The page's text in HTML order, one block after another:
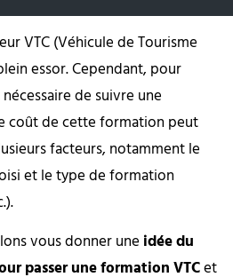
VTC (Véhicule de Tourisme
essor. Cependant, pour
de suivre une
coût de cette formation peut
facteurs, notamment le
et le type de formation
vous donner une idée du
passer une formation VTCet